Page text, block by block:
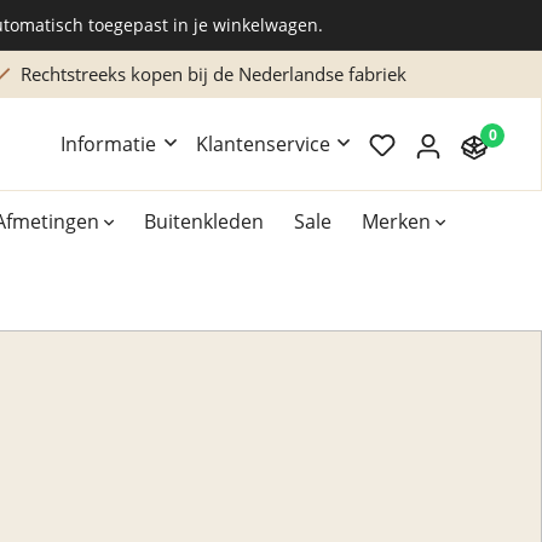
toegepast in je winkelwagen.
Maatwerk of advies? Bel: 038 202 2304 (ma/vr)
Informatie Klantenservice 0
Buitenkleden Sale Merken
Overig